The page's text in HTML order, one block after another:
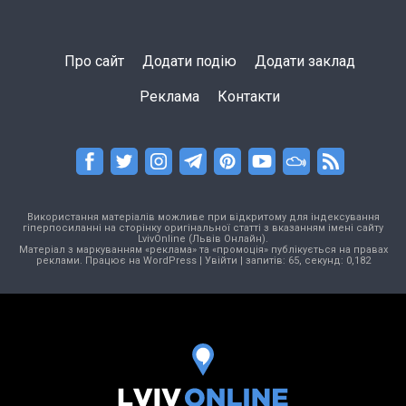
Про сайт Додати подію Додати заклад
Реклама Контакти
Використання матеріалів можливе при відкритому для індексування
гіперпосиланні на сторінку оригінальної статті з вказанням імені сайту
LvivOnline (Львів Онлайн).
Матеріал з маркуванням «реклама» та «промоція» публікується на правах
реклами. Працює на WordPress| Увійти | запитів: 65, секунд: 0,182